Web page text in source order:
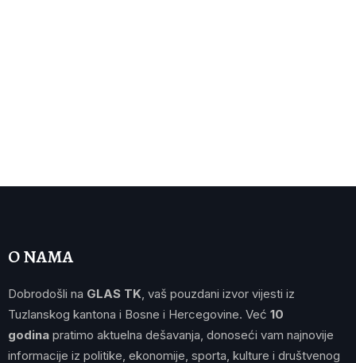
O NAMA
Dobrodošli na GLAS TK , vaš pouzdani izvor vijesti iz
Tuzlanskog kantona i Bosne i Hercegovine. Već 10
godina pratimo aktuelna dešavanja, donoseći vam najnovije
informacije iz politike, ekonomije, sporta, kulture i društvenog